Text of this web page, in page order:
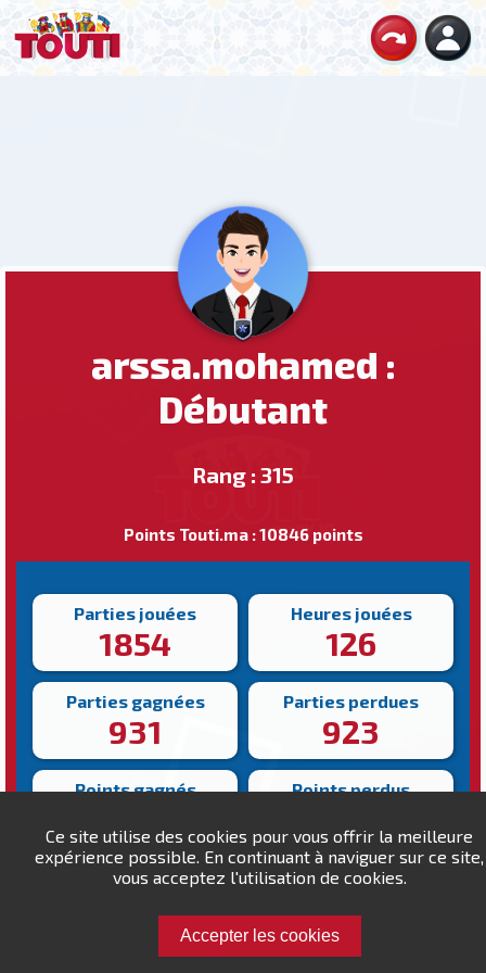
Ce site utilise des cookies pour vous offrir la meilleure
expérience possible. En continuant à naviguer sur ce site,
vous acceptez l'utilisation de cookies.
Accepter les cookies
arssa.mohamed :
Débutant
Rang : 315
Points Touti.ma : 10846 points
Parties jouées
1854
Heures jouées
126
Parties gagnées
931
Parties perdues
923
Points gagnés Points perdus
Victoire la plus rapide
117s
Victoire la plus lente
2312s